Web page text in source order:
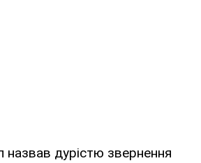
назвав дурістю звернення